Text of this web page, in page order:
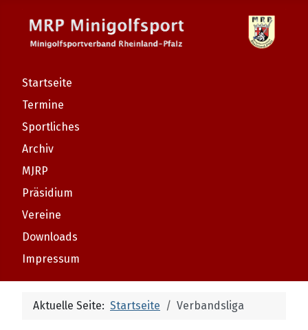
Startseite
Termine
Sportliches
Archiv
MJRP
Präsidium
Vereine
Downloads
Impressum
Aktuelle Seite: Startseite Verbandsliga